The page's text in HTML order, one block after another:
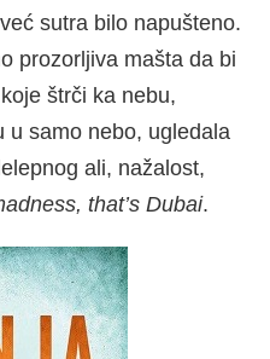
sutra bilo napušteno.
prozorljiva mašta da bi
štrči ka nebu,
u samo nebo, ugledala
ali, nažalost,
that’s Dubai.